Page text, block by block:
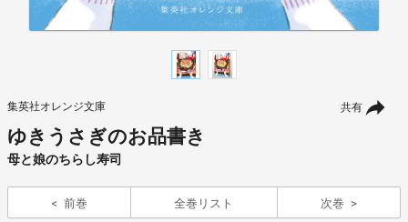
共有
集英社オレンジ文庫
ゆきうさぎのお品書き
母と娘のちらし寿司
前巻 全巻リスト 次巻